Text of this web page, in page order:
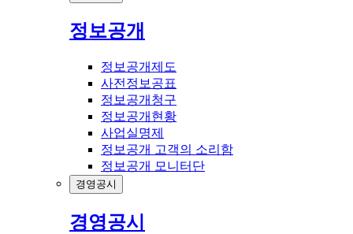
정보공개
정보공개제도
사전정보공표
정보공개청구
정보공개현황
사업실명제
정보공개 고객의 소리함
정보공개 모니터단
경영공시
경영공시